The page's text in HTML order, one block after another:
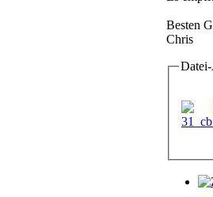
Besten
Chris